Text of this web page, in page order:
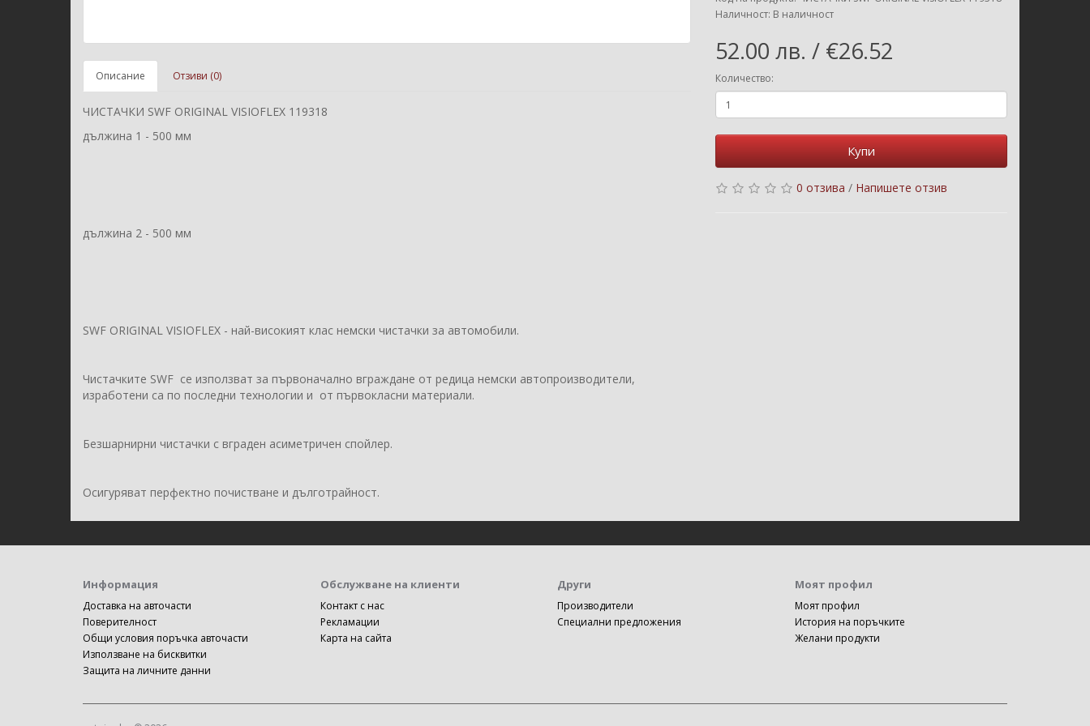
Описание Отзиви (0)
ЧИСТАЧКИ SWF ORIGINAL VISIOFLEX 119318
дължина 1 - 500 мм
дължина 2 - 500 мм
SWF ORIGINAL VISIOFLEX - най-високият клас немски чистачки за автомобили.
Чистачките SWF се използват за първоначално вграждане от редица немски автопроизводители,
изработени са по последни технологии и от първокласни материали.
Безшарнирни чистачки с вграден асиметричен спойлер.
Осигуряват перфектно почистване и дълготрайност.
Наличност: В наличност
52.00 лв. / €26.52
Количество:
Купи
0 отзива / Напишете отзив
Информация
Доставка на авточасти
Поверителност
Общи условия поръчка авточасти
Използване на бисквитки
Защита на личните данни
Обслужване на клиенти
Контакт с нас
Рекламации
Карта на сайта
Други
Производители
Специални предложения
Моят профил
Моят профил
История на поръчките
Желани продукти